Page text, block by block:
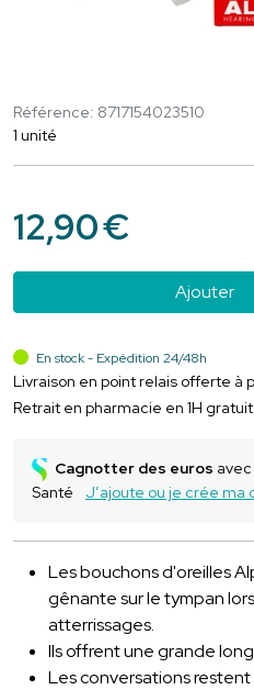
Référence: 8717154023510
1 unité
12,90€
Ajouter
En stock - Expédition 24/48h
Livraison en point relais offerte à
Retrait en pharmacie en 1H gratuit
Cagnotter des euros
Santé
J’ajoute ou je crée ma
Les bouchons d'oreilles
gênante sur le tympan
atterrissages.
Ils offrent une grande
Les conversations